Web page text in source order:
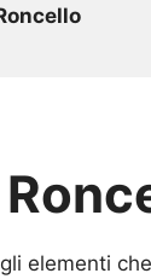
elementi